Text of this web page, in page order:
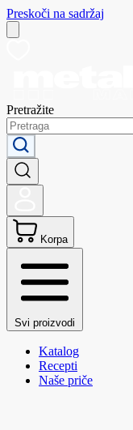
Preskoči na sadržaj
Pretražite
Korpa
Svi proizvodi
Katalog
Recepti
Naše priče